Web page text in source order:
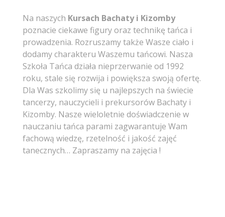
Na naszych Kursach Bachaty i Kizomby
poznacie ciekawe figury oraz technikę tańca i
prowadzenia. Rozruszamy także Wasze ciało i
dodamy charakteru Waszemu tańcowi. Nasza
Szkoła Tańca działa nieprzerwanie od 1992
roku, stale się rozwija i powiększa swoją ofertę.
Dla Was szkolimy się u najlepszych na świecie
tancerzy, nauczycieli i prekursorów Bachaty i
Kizomby. Nasze wieloletnie doświadczenie w
nauczaniu tańca parami zagwarantuje Wam
fachową wiedzę, rzetelność i jakość zajęć
tanecznych… Zapraszamy na zajęcia !